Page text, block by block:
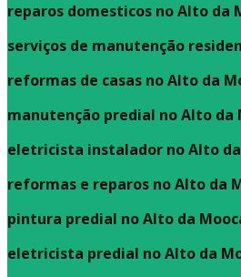
reparos domesticos no Alto da
serviços de manutenção
reformas de casas no Alto da
manutenção predial no Alto da
eletricista instalador no Alto
reformas e reparos no Alto da
pintura predial no Alto da
eletricista predial no Alto da